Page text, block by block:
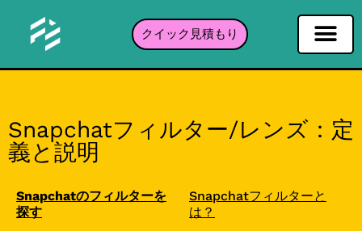
クイック見積もり
Snapchatフィルター/レンズ：定
義と説明
Snapchatのフィルターを
探す
Snapchatフィルターと
は？